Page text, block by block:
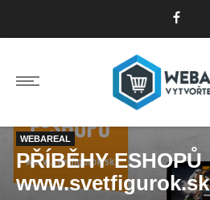
WEBAREAL
PŘÍBĚHY ESHOPŮ
www.svetfigurok.sk